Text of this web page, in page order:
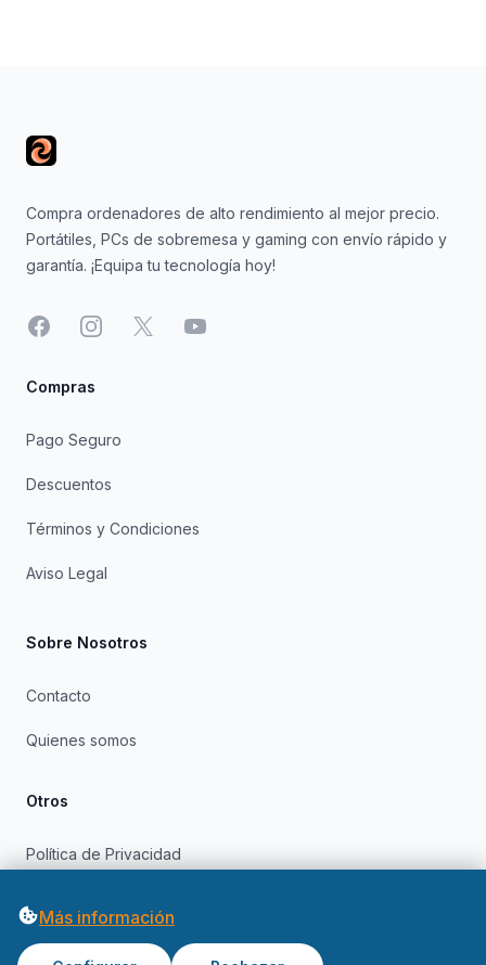
Compra ordenadores de alto rendimiento al mejor precio.
Portátiles, PCs de sobremesa y gaming con envío rápido y
garantía. ¡Equipa tu tecnología hoy!
FacebookInstagram
X YouTube
Compras
Pago Seguro
Descuentos
Términos y Condiciones
Aviso Legal
Sobre Nosotros
Contacto
Quienes somos
Otros
Política de Privacidad
Más información